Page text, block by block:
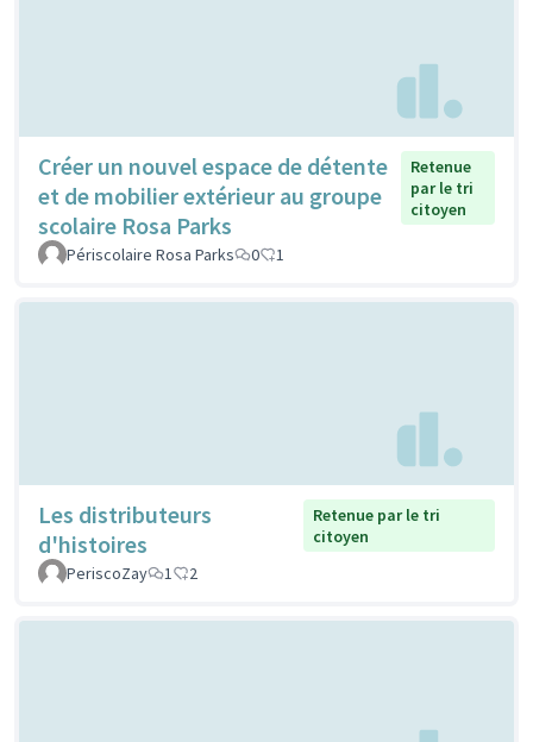
Créer un nouvel espace de détente
et de mobilier extérieur au groupe
scolaire Rosa Parks
Retenue
par le tri
citoyen
Périscolaire Rosa Parks 0 1
Les distributeurs
d'histoires
Retenue par le tri
citoyen
PeriscoZay
1 2